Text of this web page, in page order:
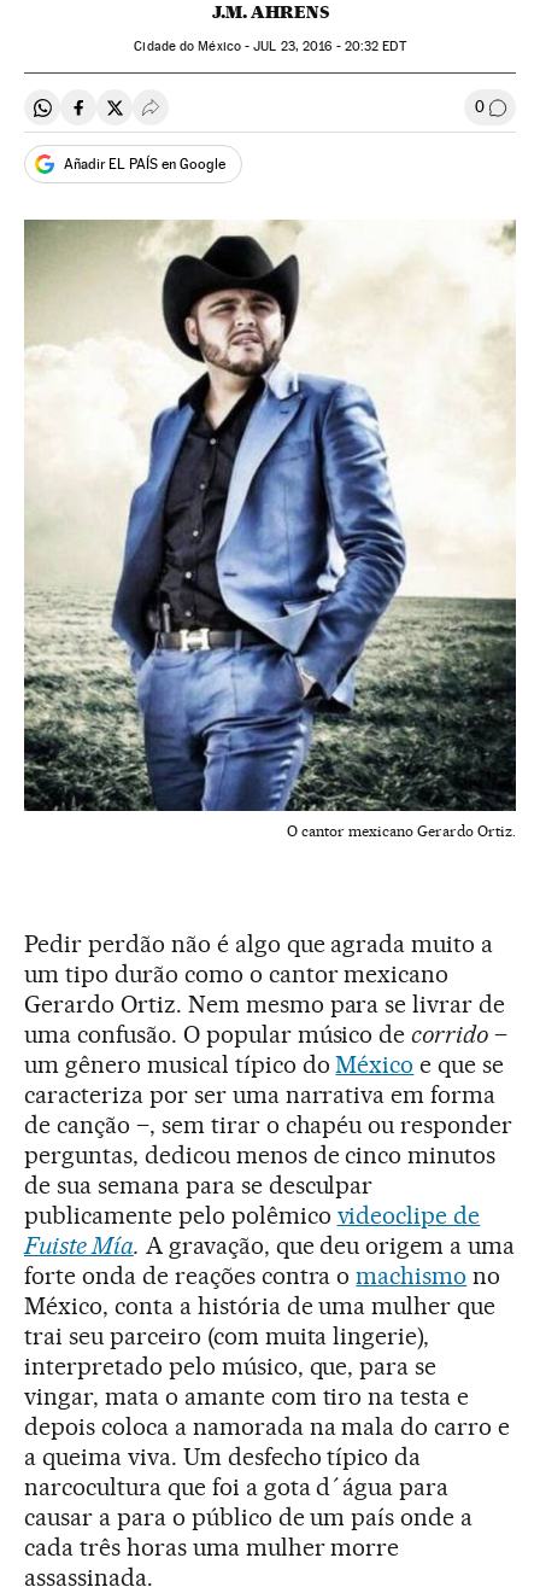
J.M. AHRENS
Cidade do México -JUL 23, 2016 - 20:32 EDT
Compartir en Whatsapp
Compartir en Facebook
Compartir en Twitter
Desplegar Redes Sociales 0
Añadir EL PAÍS en Google
O cantor mexicano Gerardo Ortiz.
Pedir perdão não é algo que agrada muito a
um tipo durão como o cantor mexicano
Gerardo Ortiz. Nem mesmo para se livrar de
uma confusão. O popular músico decorrido –
um gênero musical típico doMéxico e que se
caracteriza por ser uma narrativa em forma
de canção –, sem tirar o chapéu ou responder
perguntas, dedicou menos de cinco minutos
de sua semana para se desculpar
publicamente pelo polêmico videoclipe de
Fuiste Mía. A gravação, que deu origem a uma
forte onda de reações contra omachismo no
México, conta a história de uma mulher que
trai seu parceiro (com muita lingerie),
interpretado pelo músico, que, para se
vingar, mata o amante com tiro na testa e
depois coloca a namorada na mala do carro e
a queima viva. Um desfecho típico da
narcocultura que foi a gota d´água para
causar a para o público de um país onde a
cada três horas uma mulher morre
assassinada.